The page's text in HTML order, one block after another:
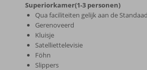
Superiorkamer(1-3 personen)
Qua faciliteiten gelijk aan de
Gerenoveerd
Kluisje
Satelliettelevisie
Föhn
Slippers